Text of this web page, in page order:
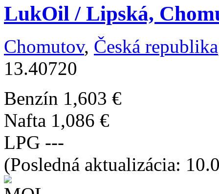
LukOil / Lipská,
Chomutov, Česká republika
13.40720
Benzín 1,603 €
Nafta 1,086 €
LPG ---
(Posledná aktualizácia: